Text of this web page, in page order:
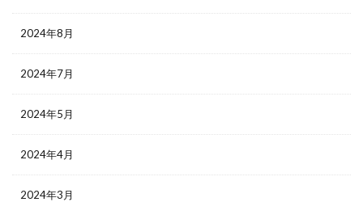
2024年8月
2024年7月
2024年5月
2024年4月
2024年3月